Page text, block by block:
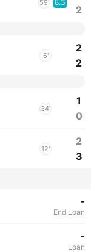
59' 8.3
2
6'
2
2
34'
1
0
12'
2
3
-
End Loan
-
Loan